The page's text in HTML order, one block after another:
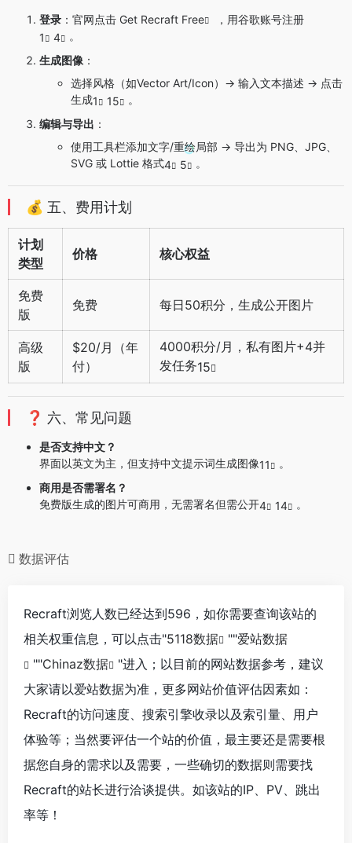
登录 ：官网点击 Get Recraft Free
，用谷歌账号注册
1
4
。
生成图像 ：
选择风格（如Vector Art/Icon）→ 输入文本描述 → 点击
生成1 15
。
编辑与导出 ：
使用工具栏添加文字/重绘局部 → 导出为 PNG、JPG、
SVG 或 Lottie 格式4 5 。
💰 五、费用计划
计划
类型
价格 核心权益
免费
版
免费 每日50积分，生成公开图片
高级
版
$20/月（年
付）
4000积分/月，私有图片+4并
发任务15
❓ 六、常见问题
是否支持中文？
界面以英文为主，但支持中文提示词生成图像11
。
商用是否需署名？
免费版生成的图片可商用，无需署名但需公开4 14 。
数据评估
Recraft浏览人数已经达到596，如你需要查询该站的
相关权重信息，可以点击"5118数据 ""爱站数据
""Chinaz数据
"进入；以目前的网站数据参考，建议
大家请以爱站数据为准，更多网站价值评估因素如：
Recraft的访问速度、搜索引擎收录以及索引量、用户
体验等；当然要评估一个站的价值，最主要还是需要根
据您自身的需求以及需要，一些确切的数据则需要找
Recraft的站长进行洽谈提供。如该站的IP、PV、跳出
率等！